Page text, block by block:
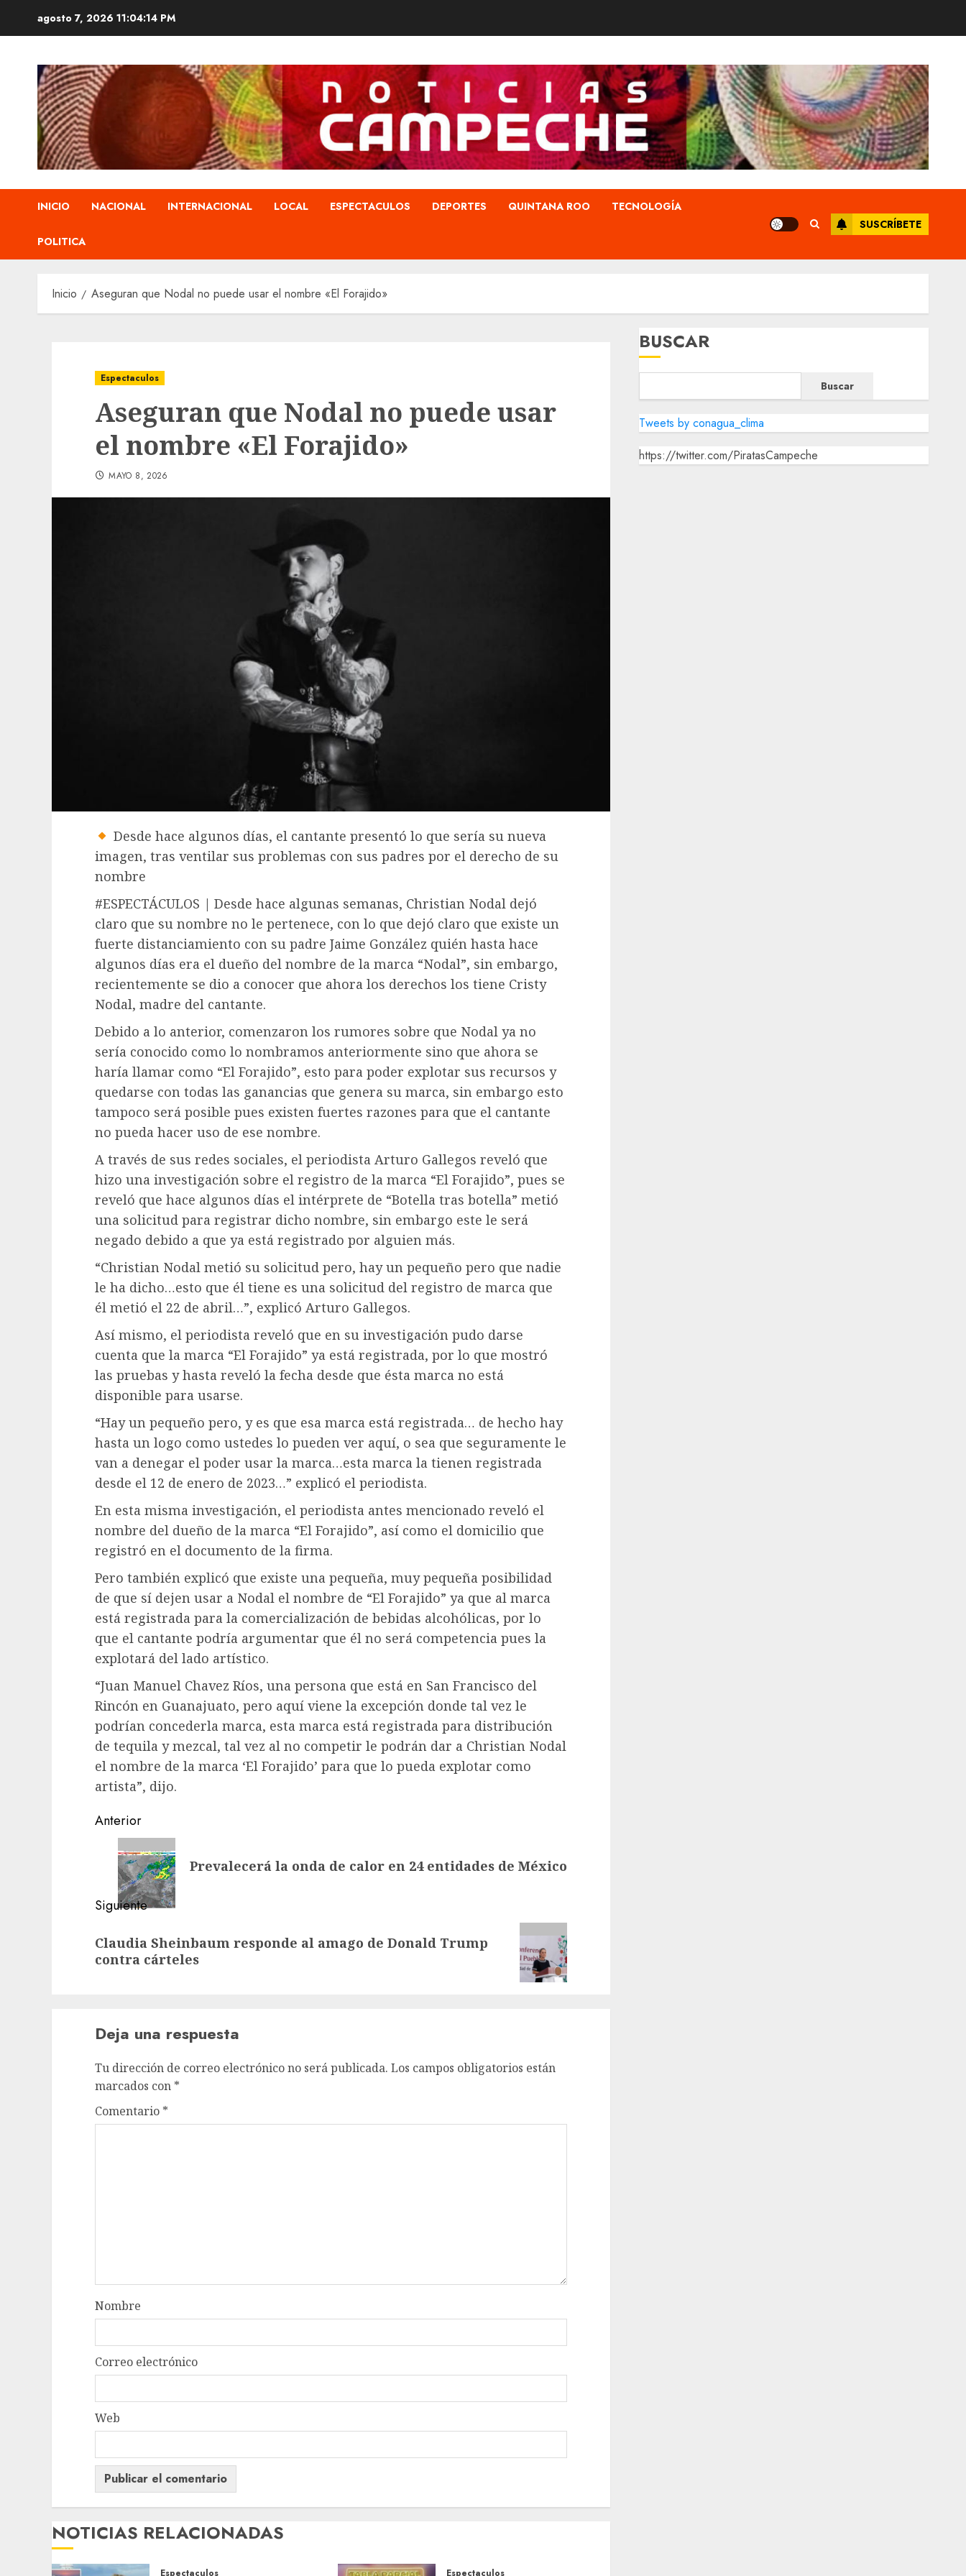
agosto 7, 2026 11:04:15 PM
INICIO NACIONAL INTERNACIONAL LOCAL ESPECTACULOS DEPORTES QUINTANA ROO TECNOLOGÍA
POLITICA
SUSCRÍBETE
Inicio Aseguran que Nodal no puede usar el nombre «El Forajido»
Espectaculos
Aseguran que Nodal no puede usar
el nombre «El Forajido»
MAYO 8, 2026
Desde hace algunos días, el cantante presentó lo que sería su nueva
imagen, tras ventilar sus problemas con sus padres por el derecho de su
nombre
#ESPECTÁCULOS | Desde hace algunas semanas, Christian Nodal dejó
claro que su nombre no le pertenece, con lo que dejó claro que existe un
fuerte distanciamiento con su padre Jaime González quién hasta hace
algunos días era el dueño del nombre de la marca “Nodal”, sin embargo,
recientemente se dio a conocer que ahora los derechos los tiene Cristy
Nodal, madre del cantante.
Debido a lo anterior, comenzaron los rumores sobre que Nodal ya no
sería conocido como lo nombramos anteriormente sino que ahora se
haría llamar como “El Forajido”, esto para poder explotar sus recursos y
quedarse con todas las ganancias que genera su marca, sin embargo esto
tampoco será posible pues existen fuertes razones para que el cantante
no pueda hacer uso de ese nombre.
A través de sus redes sociales, el periodista Arturo Gallegos reveló que
hizo una investigación sobre el registro de la marca “El Forajido”, pues se
reveló que hace algunos días el intérprete de “Botella tras botella” metió
una solicitud para registrar dicho nombre, sin embargo este le será
negado debido a que ya está registrado por alguien más.
“Christian Nodal metió su solicitud pero, hay un pequeño pero que nadie
le ha dicho…esto que él tiene es una solicitud del registro de marca que
él metió el 22 de abril…”, explicó Arturo Gallegos.
Así mismo, el periodista reveló que en su investigación pudo darse
cuenta que la marca “El Forajido” ya está registrada, por lo que mostró
las pruebas y hasta reveló la fecha desde que ésta marca no está
disponible para usarse.
“Hay un pequeño pero, y es que esa marca está registrada… de hecho hay
hasta un logo como ustedes lo pueden ver aquí, o sea que seguramente le
van a denegar el poder usar la marca…esta marca la tienen registrada
desde el 12 de enero de 2023…” explicó el periodista.
En esta misma investigación, el periodista antes mencionado reveló el
nombre del dueño de la marca “El Forajido”, así como el domicilio que
registró en el documento de la firma.
Pero también explicó que existe una pequeña, muy pequeña posibilidad
de que sí dejen usar a Nodal el nombre de “El Forajido” ya que al marca
está registrada para la comercialización de bebidas alcohólicas, por lo
que el cantante podría argumentar que él no será competencia pues la
explotará del lado artístico.
“Juan Manuel Chavez Ríos, una persona que está en San Francisco del
Rincón en Guanajuato, pero aquí viene la excepción donde tal vez le
podrían concederla marca, esta marca está registrada para distribución
de tequila y mezcal, tal vez al no competir le podrán dar a Christian Nodal
el nombre de la marca ‘El Forajido’ para que lo pueda explotar como
artista”, dijo.
Navegación
entradas
Anterior
Entrada
anterior:
Prevalecerá la onda de calor en 24 entidades de México
Siguiente
entrada:
Claudia Sheinbaum responde al amago de Donald Trump
contra cárteles
Deja una respuesta
Tu dirección de correo electrónico no será publicada. Los campos obligatorios están
marcados con *
Comentario *
Nombre
Correo electrónico
Web
NOTICIAS RELACIONADAS
Espectaculos Espectaculos
BUSCAR
Buscar
Tweets by conagua_clima
https://twitter.com/PiratasCampeche